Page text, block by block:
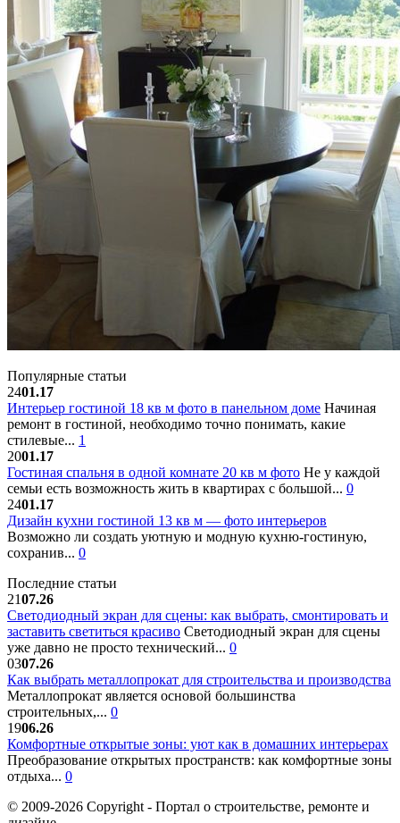
Популярные статьи
2401.17
Интерьер гостиной 18 кв м фото в панельном доме Начиная
ремонт в гостиной, необходимо точно понимать, какие
стилевые... 1
2001.17
Гостиная спальня в одной комнате 20 кв м фото Не у каждой
семьи есть возможность жить в квартирах с большой... 0
2401.17
Дизайн кухни гостиной 13 кв м — фото интерьеров
Возможно ли создать уютную и модную кухню-гостиную,
сохранив... 0
Последние статьи
2107.26
Светодиодный экран для сцены: как выбрать, смонтировать и
заставить светиться красиво Светодиодный экран для сцены
уже давно не просто технический... 0
0307.26
Как выбрать металлопрокат для строительства и производства
Металлопрокат является основой большинства
строительных,... 0
1906.26
Комфортные открытые зоны: уют как в домашних интерьерах
Преобразование открытых пространств: как комфортные зоны
отдыха... 0
© 2009-2026 Copyright - Портал о строительстве, ремонте и